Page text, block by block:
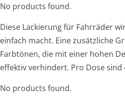
No products found.
Diese Lackierung für Fahrräder
einfach macht. Eine zusätzliche
Farbtönen, die mit einer hohen
effektiv verhindert. Pro Dose sind
No products found.